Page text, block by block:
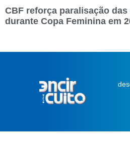
CBF reforça paralisação
durante Copa Feminina em